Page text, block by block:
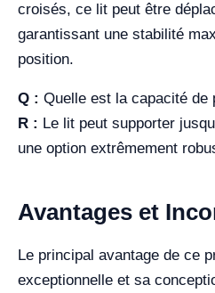
croisés, ce lit peut être
garantissant une stabilité
position.
Q : Quelle est la capacité de
R : Le lit peut supporter
une option extrêmement
Avantages et
Le principal avantage de ce
exceptionnelle et sa